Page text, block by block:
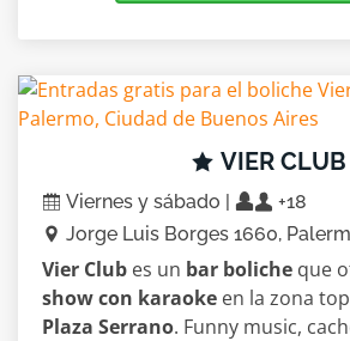
VIER CLUB
Viernes y sábado |
+18
Jorge Luis Borges 1660,
Vier Club es un bar boliche que
show con karaoke en la zona
Plaza Serrano. Funny music,